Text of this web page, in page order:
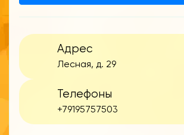
Адрес
Лесная, д. 29
Телефоны
+79195757503